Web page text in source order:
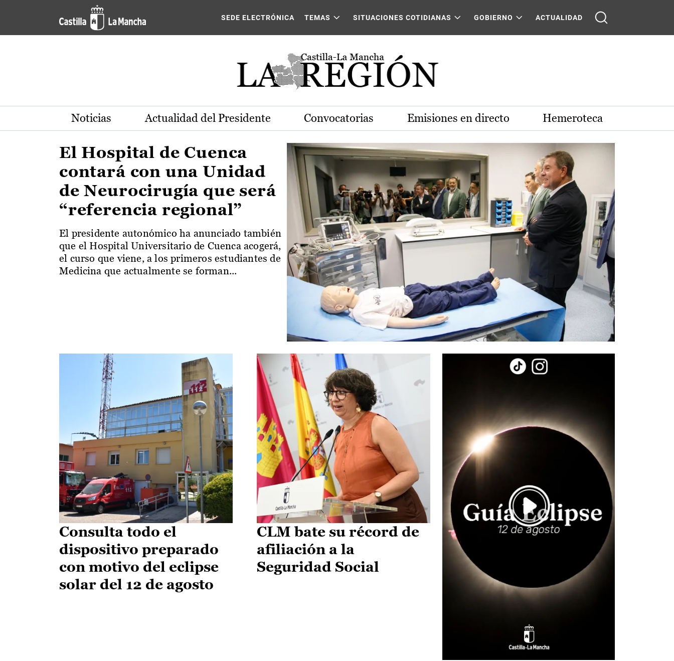
Pasar al contenido principal
Actualidad de la región de Castilla-La Mancha
SEDE ELECTRÓNICA TEMAS SITUACIONES COTIDIANAS GOBIERNO ACTUALIDAD
Noticias Actualidad del Presidente Convocatorias Emisiones en directo Hemeroteca
El Hospital de Cuenca
contará con una Unidad
de Neurocirugía que será
“referencia regional”
El presidente autonómico ha anunciado también
que el Hospital Universitario de Cuenca acogerá,
el curso que viene, a los primeros estudiantes de
Medicina que actualmente se forman...
Consulta todo el
dispositivo preparado
con motivo del eclipse
solar del 12 de agosto
CLM bate su récord de
afiliación a la
Seguridad Social